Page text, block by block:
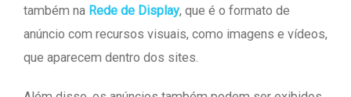
também na Rede de Display, que é o formato de
anúncio com recursos visuais, como imagens e vídeos,
que aparecem dentro dos sites.